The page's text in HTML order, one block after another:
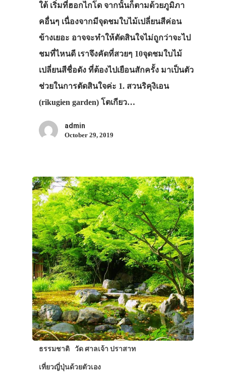
ใต้ เริ่มที่ฮอกไกโด จากนั้นก็ตามด้วยภูมิภา
คอื่นๆ เนื่องจากมีจุดชมใบไม้เปลี่ยนสีค่อน
ข้างเยอะ อาจจะทำให้ตัดสินใจไม่ถูกว่าจะไป
ชมที่ไหนดี เราจึงคัดที่สวยๆ 10จุดชมใบไม้
เปลี่ยนสีชื่อดัง ที่ต้องไปเยือนสักครั้ง มาเป็นตัว
ช่วยในการตัดสินใจค่ะ 1. สวนริคุงิเอน
(rikugien garden) โตเกียว…
admin
October 29, 2019
ธรรมชาติ วัด ศาลเจ้า ปราสาท
เที่ยวญี่ปุ่นด้วยตัวเอง